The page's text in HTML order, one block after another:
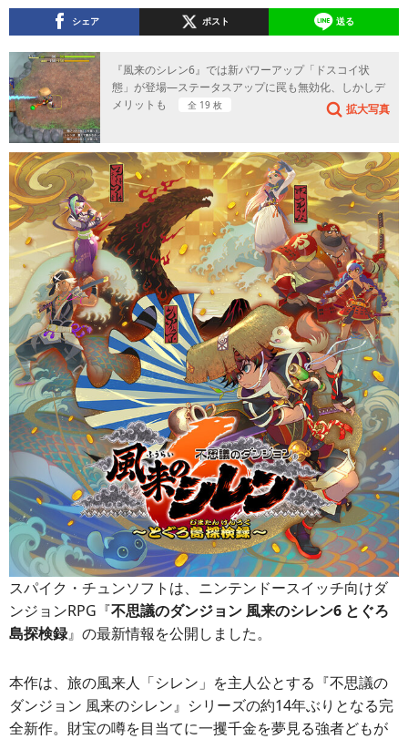
シェア ポスト 送る
『風来のシレン6』では新パワーアップ「ドスコイ状
態」が登場―ステータスアップに罠も無効化、しかしデ
メリットも
全 19 枚 拡大写真
スパイク・チュンソフトは、ニンテンドースイッチ向けダ
ンジョンRPG『不思議のダンジョン 風来のシレン6 とぐろ
島探検録』の最新情報を公開しました。
本作は、旅の風来人「シレン」を主人公とする『不思議の
ダンジョン 風来のシレン』シリーズの約14年ぶりとなる完
全新作。財宝の噂を目当てに一攫千金を夢見る強者どもが